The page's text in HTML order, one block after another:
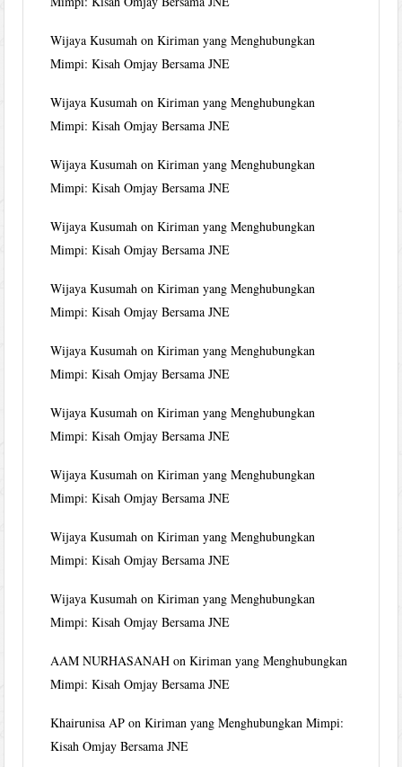
Wijaya Kusumah onKiriman yang Menghubungkan
Mimpi: Kisah Omjay Bersama JNE
Wijaya Kusumah onKiriman yang Menghubungkan
Mimpi: Kisah Omjay Bersama JNE
Wijaya Kusumah onKiriman yang Menghubungkan
Mimpi: Kisah Omjay Bersama JNE
Wijaya Kusumah onKiriman yang Menghubungkan
Mimpi: Kisah Omjay Bersama JNE
Wijaya Kusumah onKiriman yang Menghubungkan
Mimpi: Kisah Omjay Bersama JNE
Wijaya Kusumah onKiriman yang Menghubungkan
Mimpi: Kisah Omjay Bersama JNE
Wijaya Kusumah onKiriman yang Menghubungkan
Mimpi: Kisah Omjay Bersama JNE
Wijaya Kusumah onKiriman yang Menghubungkan
Mimpi: Kisah Omjay Bersama JNE
Wijaya Kusumah onKiriman yang Menghubungkan
Mimpi: Kisah Omjay Bersama JNE
Wijaya Kusumah onKiriman yang Menghubungkan
Mimpi: Kisah Omjay Bersama JNE
AAM NURHASANAH onKiriman yang Menghubungkan
Mimpi: Kisah Omjay Bersama JNE
Khairunisa AP onKiriman yang Menghubungkan Mimpi:
Kisah Omjay Bersama JNE